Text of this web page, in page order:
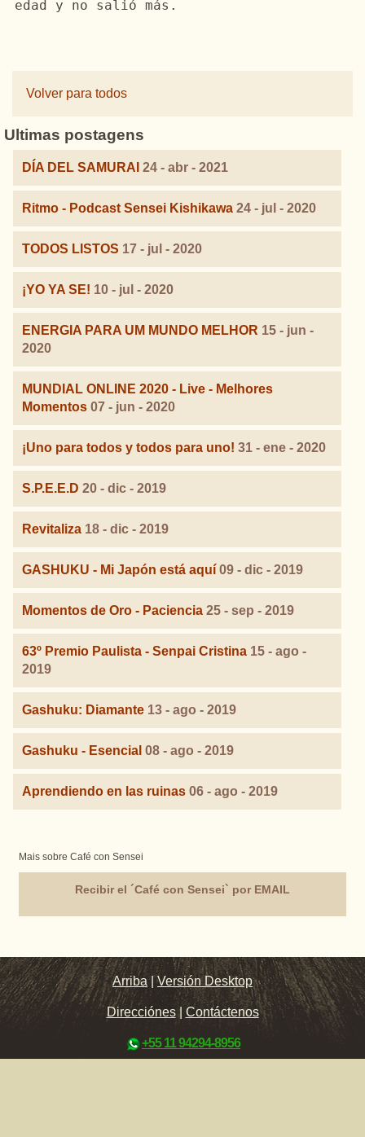
edad y no salió más.
Volver para todos
Ultimas postagens
DÍA DEL SAMURAI 24 - abr - 2021
Ritmo - Podcast Sensei Kishikawa 24 - jul - 2020
TODOS LISTOS 17 - jul - 2020
¡YO YA SE! 10 - jul - 2020
ENERGIA PARA UM MUNDO MELHOR 15 - jun -
2020
MUNDIAL ONLINE 2020 - Live - Melhores
Momentos 07 - jun - 2020
¡Uno para todos y todos para uno! 31 - ene - 2020
S.P.E.E.D 20 - dic - 2019
Revitaliza 18 - dic - 2019
GASHUKU - Mi Japón está aquí 09 - dic - 2019
Momentos de Oro - Paciencia 25 - sep - 2019
63º Premio Paulista - Senpai Cristina 15 - ago -
2019
Gashuku: Diamante 13 - ago - 2019
Gashuku - Esencial 08 - ago - 2019
Aprendiendo en las ruinas 06 - ago - 2019
Mais sobre Café con Sensei
Recibir el ´Café con Sensei` por EMAIL
Arriba |Versión Desktop
Direcciónes| Contáctenos
+55 11 94294-8956